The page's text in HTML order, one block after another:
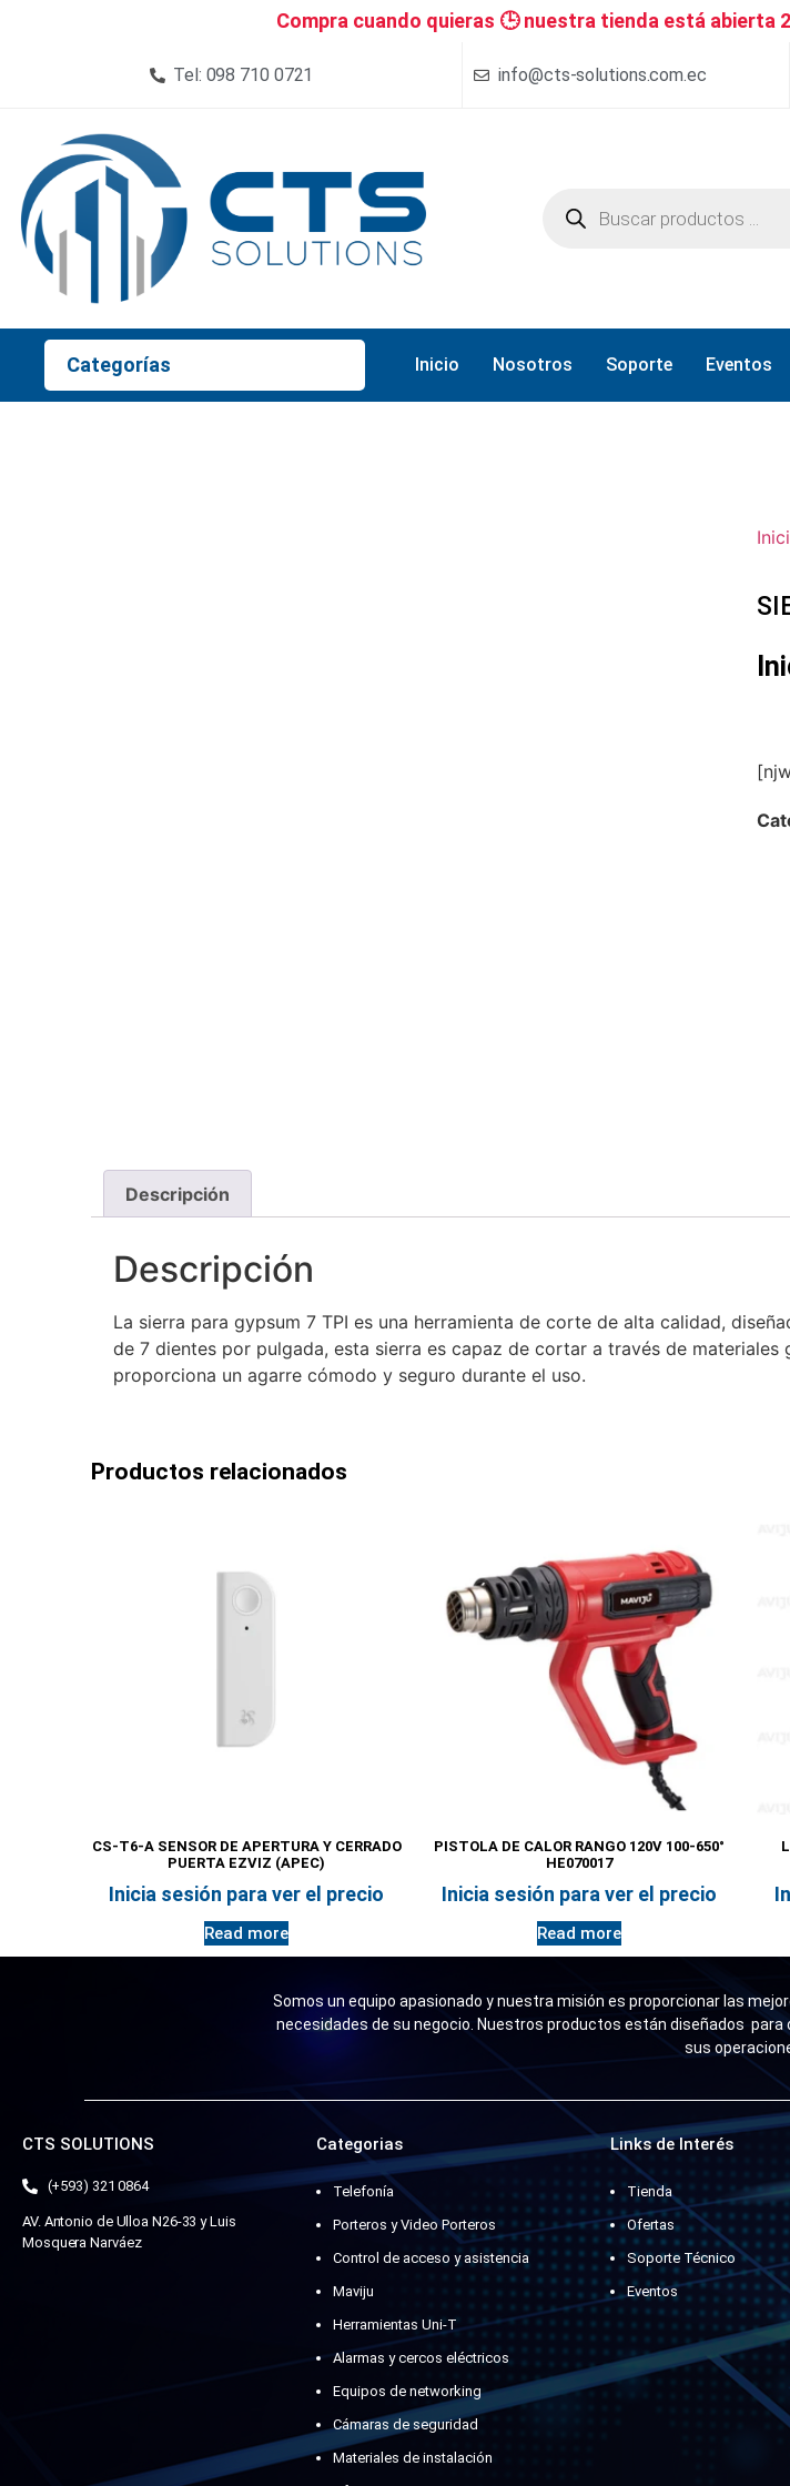
Compra cuando quieras 🕒 nuestra tienda está abierta
Tel: 098 710 0721 info@cts-solutions.com.ec
Categorías Inicio Nosotros Soporte Eventos
Descripción
Descripción
La sierra para gypsum 7 TPI es una herramienta de corte de alta calidad,
de 7 dientes por pulgada, esta sierra es capaz de cortar a través de
proporciona un agarre cómodo y seguro durante el uso.
Productos relacionados
CS-T6-A SENSOR DE APERTURA Y CERRADO
PUERTA EZVIZ (APEC)
Inicia sesión para ver el precio
Read more
PISTOLA DE CALOR RANGO 120V 100-650°
HE070017
Inicia sesión para ver el precio
Read more
Somos un equipo apasionado y nuestra misión es proporcionar las
necesidades de su negocio. Nuestros productos están diseñados
sus
CTS SOLUTIONS
(+593) 321 0864
AV. Antonio de Ulloa N26-33 y Luis
Mosquera Narváez
Categorias
Telefonía
Porteros y Video Porteros
Control de acceso y asistencia
Maviju
Herramientas Uni-T
Alarmas y cercos eléctricos
Equipos de networking
Cámaras de seguridad
Materiales de instalación
Links de Interés
Tienda
Ofertas
Soporte Técnico
Eventos